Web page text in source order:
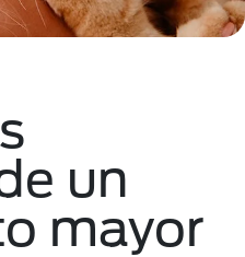
un
mayor